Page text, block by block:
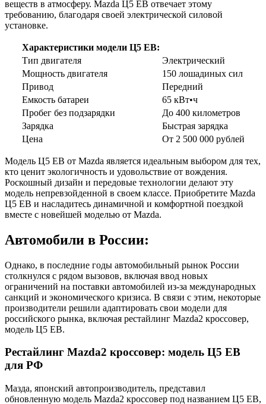
веществ в атмосферу. Mazda Ц5 ЕВ отвечает этому
требованию, благодаря своей электрической силовой
установке.
Характеристики модели Ц5 ЕВ:
Тип двигателя
Электрический
Мощность двигателя
150 лошадиных сил
Привод
Передний
Емкость батареи
65 кВт•ч
Пробег без подзарядки
До 400 километров
Зарядка
Быстрая зарядка
Цена
От 2 500 000 рублей
Модель Ц5 ЕВ от Mazda является идеальным выбором для тех,
кто ценит экологичность и удовольствие от вождения.
Роскошный дизайн и передовые технологии делают эту
модель непревзойденной в своем классе. Приобретите Mazda
Ц5 ЕВ и насладитесь динамичной и комфортной поездкой
вместе с новейшей моделью от Mazda.
Автомобили в России:
Однако, в последние годы автомобильный рынок России
столкнулся с рядом вызовов, включая ввод новых
ограничений на поставки автомобилей из-за международных
санкций и экономического кризиса. В связи с этим, некоторые
производители решили адаптировать свои модели для
российского рынка, включая рестайлинг Mazda2 кроссовер,
модель Ц5 ЕВ.
Рестайлинг Mazda2 кроссовер: модель Ц5 ЕВ
для РФ
Мазда, японский автопроизводитель, представил
обновленную модель Mazda2 кроссовер под названием Ц5 ЕВ,